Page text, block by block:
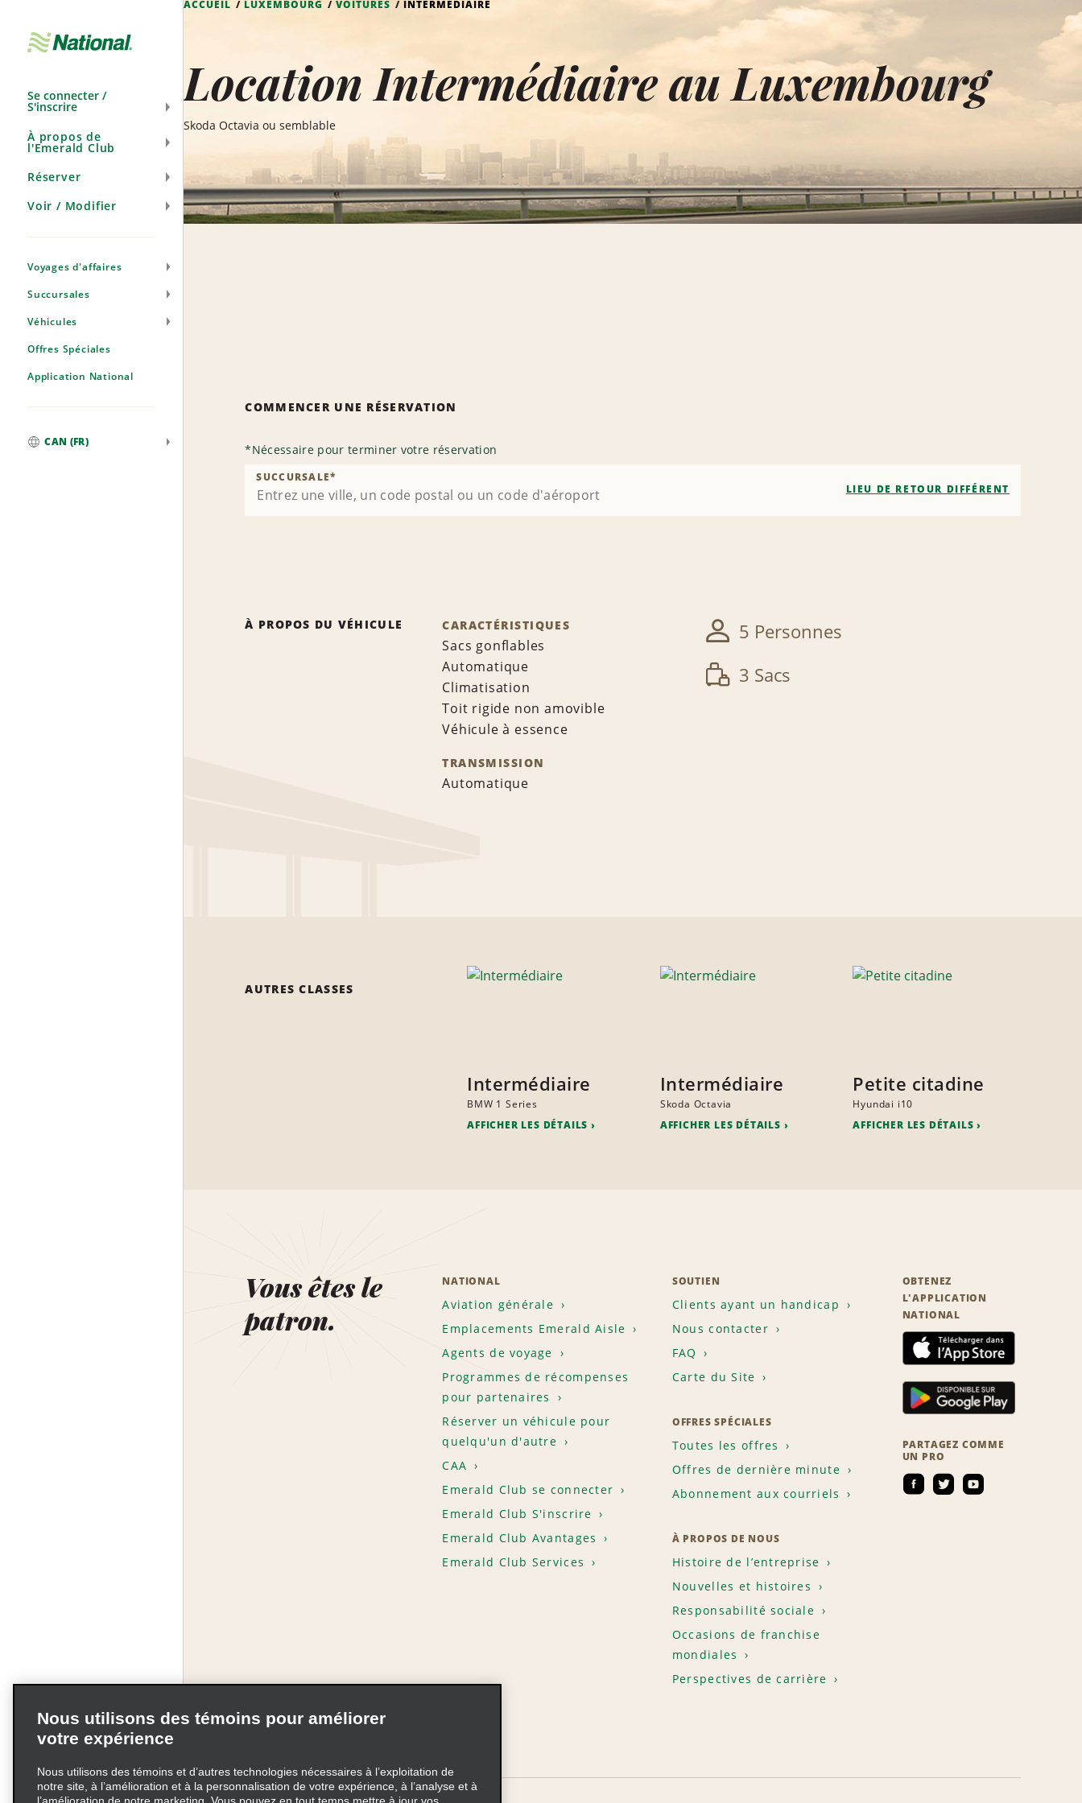
navigation
Se connecter /
S'inscrire
À propos de
l'Emerald Club
Réserver
Voir / Modifier
Voyages d'affaires
Succursales
Véhicules
Offres Spéciales
Application National
CAN (FR)
ACCUEIL LUXEMBOURG VOITURES INTERMÉDIAIRE
Location Intermédiaire au Luxembourg
Skoda Octavia ou semblable
COMMENCER UNE RÉSERVATION
*Nécessaire pour terminer votre réservation
SUCCURSALE*
LIEU DE RETOUR DIFFÉRENT
À PROPOS DU VÉHICULE CARACTÉRISTIQUES
Sacs gonflables
Automatique
Climatisation
Toit rigide non amovible
Véhicule à essence
TRANSMISSION
Automatique
5 Personnes
3 Sacs
AUTRES CLASSES
Intermédiaire
BMW 1 Series
AFFICHER LES DÉTAILS
Intermédiaire
Skoda Octavia
AFFICHER LES DÉTAILS
Petite citadine
Hyundai i10
AFFICHER LES DÉTAILS
Vous êtes le
patron.
NATIONAL
Aviation générale
Emplacements Emerald Aisle
Agents de voyage
Programmes de récompenses
pour partenaires
Réserver un véhicule pour
quelqu'un d'autre
CAA
Emerald Club se connecter
Emerald Club S'inscrire
Emerald Club Avantages
Emerald Club Services
SOUTIEN
Clients ayant un handicap
Nous contacter
FAQ
Carte du Site
OFFRES SPÉCIALES
Toutes les offres
Offres de dernière minute
Abonnement aux courriels
À PROPOS DE NOUS
Histoire de l’entreprise
Nouvelles et histoires
Responsabilité sociale
Occasions de franchise
mondiales
Perspectives de carrière
OBTENEZ
L'APPLICATION
NATIONAL
PARTAGEZ COMME
UN PRO
Nous utilisons des témoins pour améliorer
votre expérience
Nous utilisons des témoins et d’autres technologies nécessaires à l’exploitation de
notre site, à l’amélioration et à la personnalisation de votre expérience, à l’analyse et à